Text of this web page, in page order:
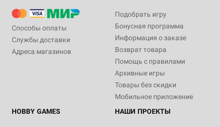
Способы оплаты
Службы доставки
Адреса магазинов
Подобрать игру
Бонусная программа
Информация о заказе
Возврат товара
Помощь с правилами
Архивные игры
Товары без скидки
Мобильное приложение
HOBBY GAMES
НАШИ ПРОЕКТЫ